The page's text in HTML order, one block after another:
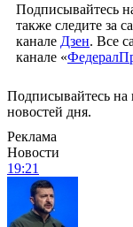
Подписывайтесь
также следите за
канале Дзен. Все
канале «
Подписывайтесь на
новостей дня.
Реклама
Новости
19:21